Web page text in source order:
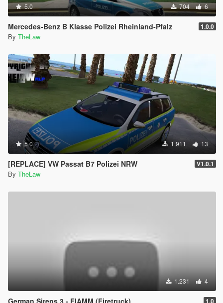
5.0 704 6
Mercedes-Benz B Klasse Polizei Rheinland-Pfalz 1.0.0
By TheLaw
5.0 1.911 13
[REPLACE] VW Passat B7 Polizei NRW V1.0.1
By TheLaw
1.231 4
1.0